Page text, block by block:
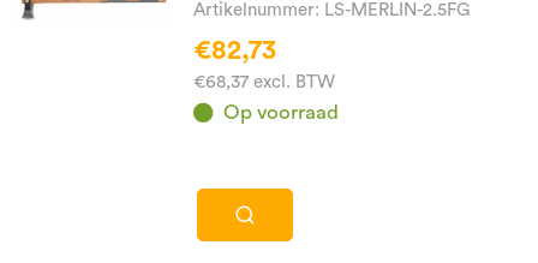
Artikelnummer: LS-MERLIN-2.5FG
€82,73
€68,37 excl. BTW
Op voorraad